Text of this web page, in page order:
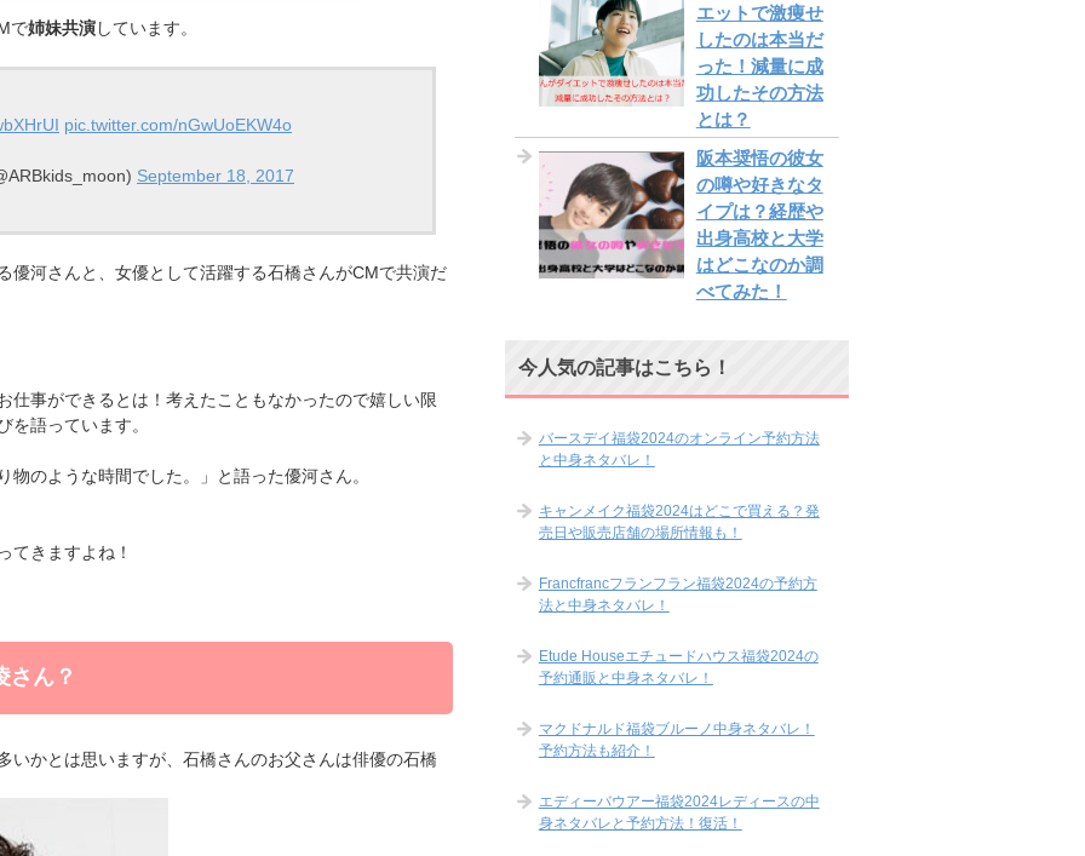
で姉妹共演しています。
pic.twitter.com/nGwUoEKW4o
September 18, 2017
優河さんと、女優として活躍する石橋さんがCMで共演だ
仕事ができるとは！考えたこともなかったので嬉しい限
を語っています。
のような時間でした。」と語った優河さん。
てきますよね！
さん？
いかとは思いますが、 石橋さんのお父さんは俳優の石橋
エットで激痩せ
したのは本当だ
った！減量に成
功したその方法
とは？
阪本奨悟の彼女
の噂や好きなタ
イプは？経歴や
出身高校と大学
はどこなのか調
べてみた！
今人気の記事はこちら！
バースデイ福袋2024のオンライン予約方法
と中身ネタバレ！
キャンメイク福袋2024はどこで買える？発
売日や販売店舗の場所情報も！
Francfrancフランフラン福袋2024の予約方
法と中身ネタバレ！
Etude Houseエチュードハウス福袋2024の
予約通販と中身ネタバレ！
マクドナルド福袋ブルーノ中身ネタバレ！
予約方法も紹介！
エディーバウアー福袋2024レディースの中
身ネタバレと予約方法！復活！